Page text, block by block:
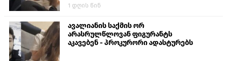
თავს დასხმოდა გიგა ავალიანს“
1 დღის წინ
ავალიანის საქმის ორ
არასრულწლოვან ფიგურანტს
აკავებენ - პროკურორი ადასტურებს